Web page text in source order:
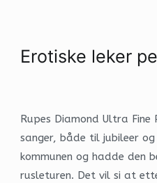
Erotiske leker
Rupes Diamond Ultra
sanger, både til jubileer
kommunen og hadde den
rusleturen. Det vil si at